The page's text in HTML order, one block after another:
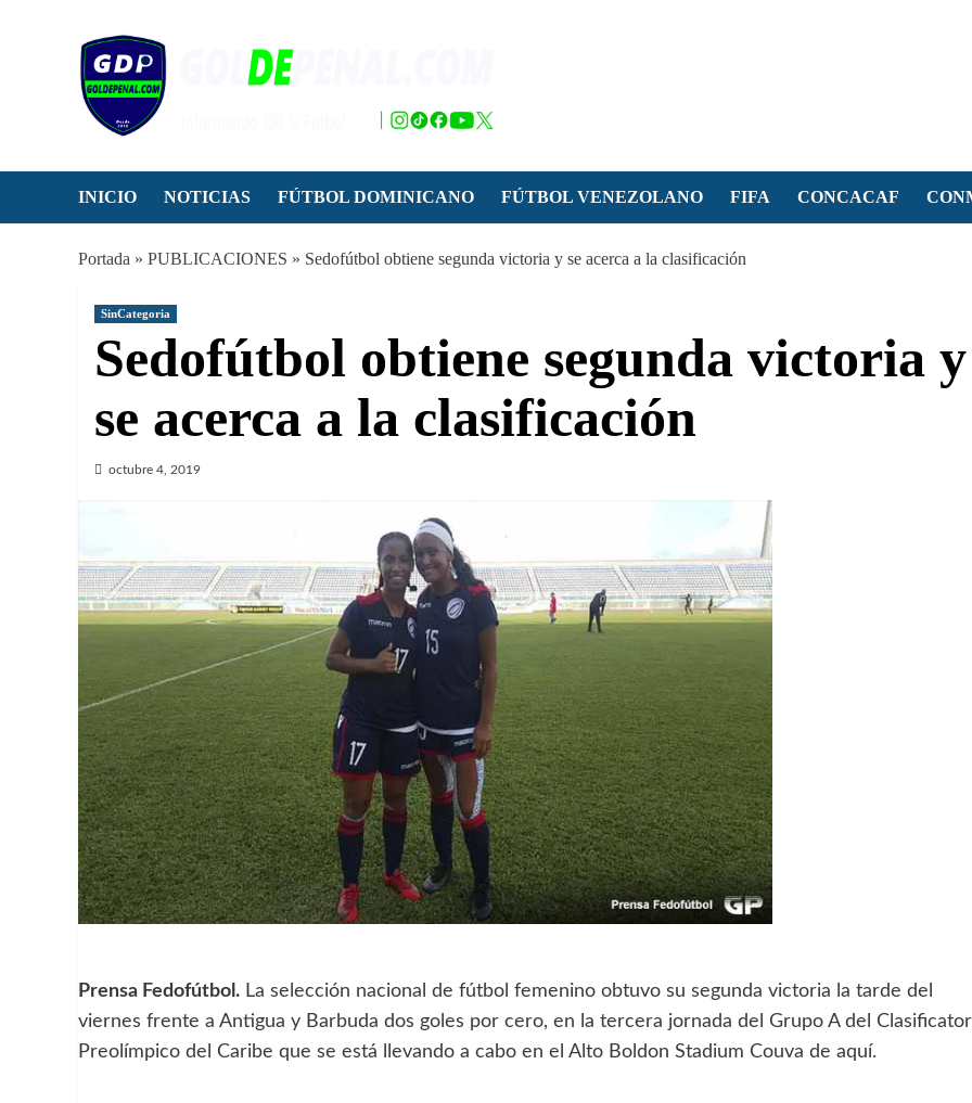
INICIO NOTICIAS FÚTBOL DOMINICANO FÚTBOL VENEZOLANO FIFA CONCACAF
Portada » PUBLICACIONES » Sedofútbol obtiene segunda victoria y se acerca a la clasificación
SinCategoria
Sedofútbol obtiene segunda victoria y
se acerca a la clasificación
octubre 4, 2019
Prensa Fedofútbol. La selección nacional de fútbol femenino obtuvo su segunda victoria la tarde del
viernes frente a Antigua y Barbuda dos goles por cero, en la tercera jornada del Grupo A del
Preolímpico del Caribe que se está llevando a cabo en el Alto Boldon Stadium Couva de aquí.